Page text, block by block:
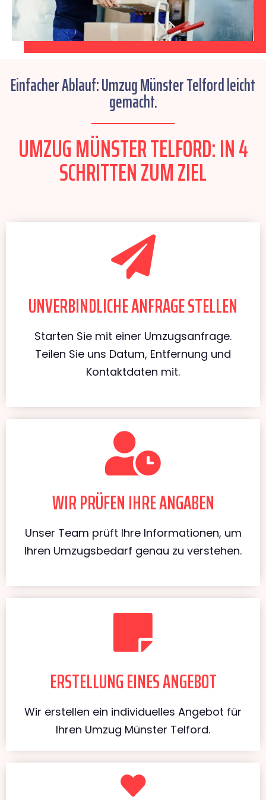
Einfacher Ablauf: Umzug Münster Telford leicht
gemacht.
UMZUG MÜNSTER TELFORD: IN 4
SCHRITTEN ZUM ZIEL
UNVERBINDLICHE ANFRAGE STELLEN
Starten Sie mit einer Umzugsanfrage.
Teilen Sie uns Datum, Entfernung und
Kontaktdaten mit.
WIR PRÜFEN IHRE ANGABEN
Unser Team prüft Ihre Informationen, um
Ihren Umzugsbedarf genau zu verstehen.
ERSTELLUNG EINES ANGEBOT
Wir erstellen ein individuelles Angebot für
Ihren Umzug Münster Telford.